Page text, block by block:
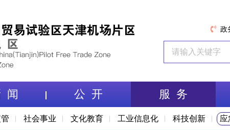
政
闻 公 开 服 务
社会事业 文化教育 工业信息化 科技创新 应